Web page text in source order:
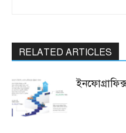
RELATED ARTICLES